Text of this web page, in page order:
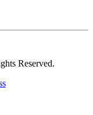
Reserved.